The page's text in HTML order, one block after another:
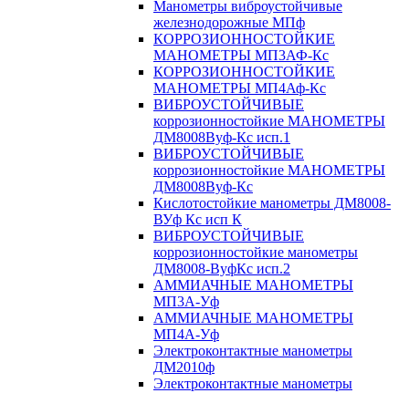
Манометры виброустойчивые
железнодорожные МПф
КОРРОЗИОННОСТОЙКИЕ
МАНОМЕТРЫ МП3АФ-Кс
КОРРОЗИОННОСТОЙКИЕ
МАНОМЕТРЫ МП4Аф-Кс
ВИБРОУСТОЙЧИВЫЕ
коррозионностойкие МАНОМЕТРЫ
ДМ8008Вуф-Кс исп.1
ВИБРОУСТОЙЧИВЫЕ
коррозионностойкие МАНОМЕТРЫ
ДМ8008Вуф-Кс
Кислотостойкие манометры ДМ8008-
ВУф Кс исп К
ВИБРОУСТОЙЧИВЫЕ
коррозионностойкие манометры
ДМ8008-ВуфКс исп.2
АММИАЧНЫЕ МАНОМЕТРЫ
МП3А-Уф
АММИАЧНЫЕ МАНОМЕТРЫ
МП4А-Уф
Электроконтактные манометры
ДМ2010ф
Электроконтактные манометры